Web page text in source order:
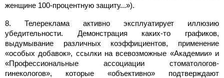
женщине 100-процентную защиту...»).
8. Телереклама активно эксплуатирует иллюзию
убедительности. Демонстрация каких-то графиков,
выдумывание различных коэффициентов, применение
«особых добавок», ссылки на всевозможные «Академии» и
«Профессиональные ассоциации стоматологов-
гинекологов», которые «объективно» подтверждают